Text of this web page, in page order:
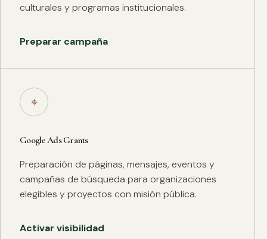
culturales y programas institucionales.
Preparar campaña
⌖
Google Ads Grants
Preparación de páginas, mensajes, eventos y
campañas de búsqueda para organizaciones
elegibles y proyectos con misión pública.
Activar visibilidad